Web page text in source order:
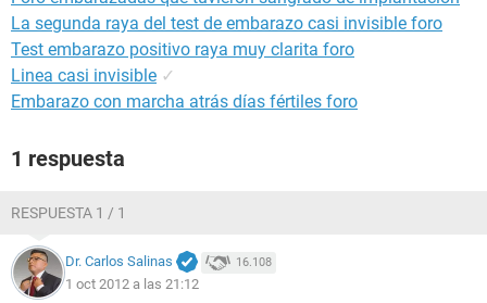
La segunda raya del test de embarazo casi invisible foro
Test embarazo positivo raya muy clarita foro
Linea casi invisible ✓
Embarazo con marcha atrás días fértiles foro
1 respuesta
RESPUESTA 1 / 1
Dr. Carlos Salinas 16.108
1 oct 2012 a las 21:12